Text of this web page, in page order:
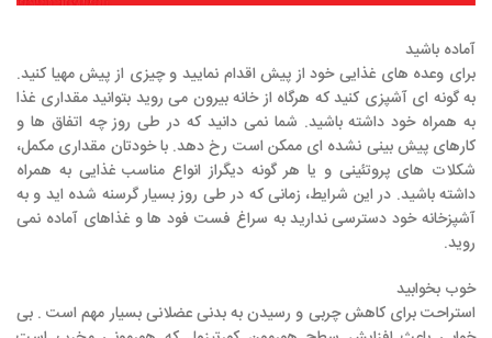
آماده باشید
برای وعده های غذایی خود از پیش اقدام نمایید و چیزی از پیش مهیا کنید.
به گونه ای آشپزی کنید که هرگاه از خانه بیرون می روید بتوانید مقداری غذا
به همراه خود داشته باشید. شما نمی دانید که در طی روز چه اتفاق ها و
کارهای پیش بینی نشده ای ممکن است رخ دهد. با خودتان مقداری مکمل،
شکلات های پروتئینی و یا هر گونه دیگراز انواع مناسب غذایی به همراه
داشته باشید. در این شرایط، زمانی که در طی روز بسیار گرسنه شده اید و به
آشپزخانه خود دسترسی ندارید به سراغ فست فود ها و غذاهای آماده نمی
روید.
خوب بخوابید
استراحت برای کاهش چربی و رسیدن به بدنی عضلانی بسیار مهم است . بی